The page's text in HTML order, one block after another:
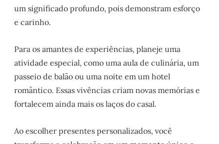
um significado profundo, pois demonstram esforço
e carinho.
Para os amantes de experiências, planeje uma
atividade especial, como uma aula de culinária, um
passeio de balão ou uma noite em um hotel
romântico. Essas vivências criam novas memórias e
fortalecem ainda mais os laços do casal.
Ao escolher presentes personalizados, você